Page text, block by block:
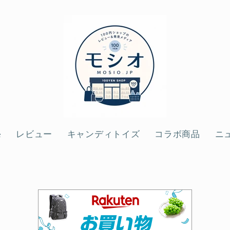
レビュー キャンディトイズ コラボ商品 ニ